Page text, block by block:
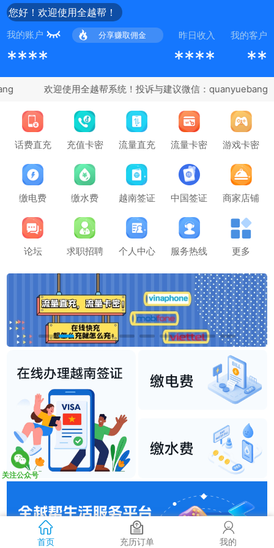
您好！欢迎使用全越帮！
我的账户 分享赚取佣金 昨日收入 我的客户
**** **** **
话费直充 充值卡密 流量直充 流量卡密 游戏卡密
缴电费 缴水费 越南签证 中国签证 商家店铺
论坛 求职招聘 个人中心 服务热线 更多
关注公众号
首页 充历订单 我的